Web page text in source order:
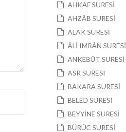
AHKAF SURESİ
AHZÂB SURESİ
ALAK SURESİ
ÂLİ IMRÂN SURESİ
ANKEBÛT SURESİ
ASR SURESİ
BAKARA SURESİ
BELED SURESİ
BEYYİNE SURESİ
BÜRÛC SURESİ